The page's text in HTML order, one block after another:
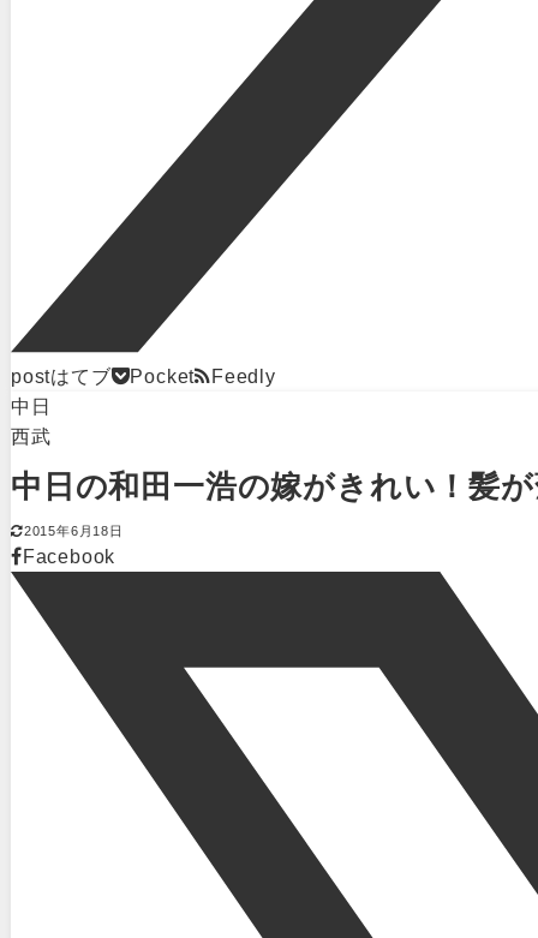
postはてブ Pocket
Feedly
中日
西武
中日の和田一浩の嫁がきれい！髪
2015年6月18日
Facebook